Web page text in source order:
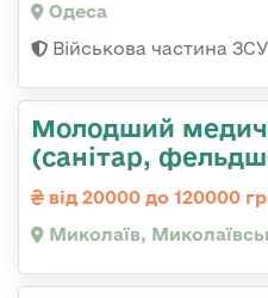
Одеса
Військова частина ЗСУ
Молодший
(санітар,
від 20000 до 120000
Миколаїв,